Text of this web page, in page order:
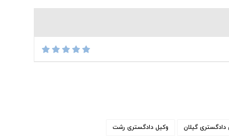
دادگستری گیلان وکیل دادگستری رشت